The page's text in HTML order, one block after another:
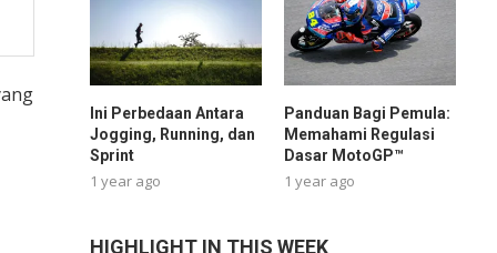
Ini Perbedaan Antara
Jogging, Running, dan
Sprint
1 year ago
Panduan Bagi Pemula:
Memahami Regulasi
Dasar MotoGP™
1 year ago
HIGHLIGHT IN THIS WEEK